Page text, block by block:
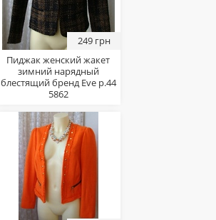
249 грн
Пиджак женский жакет
зимний нарядный
блестящий бренд Eve р.44
5862